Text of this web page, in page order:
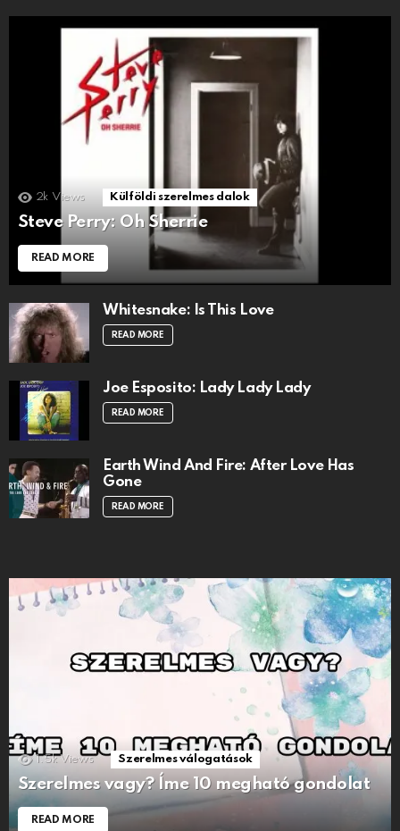
2k Views Külföldi szerelmes dalok
Steve Perry: Oh Sherrie
READ MORE
Whitesnake: Is This Love
READ MORE
Joe Esposito: Lady Lady Lady
READ MORE
Earth Wind And Fire: After Love Has
Gone
READ MORE
1.5k Views Szerelmes válogatások
Szerelmes vagy? Íme 10 megható gondolat
READ MORE